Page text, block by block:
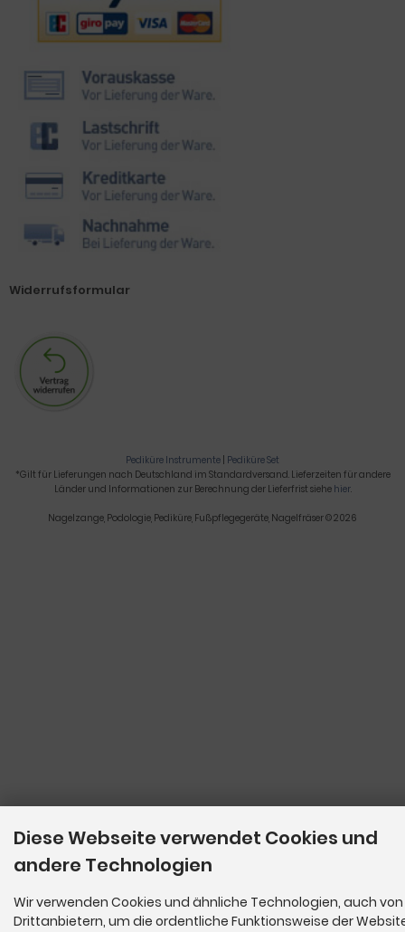
Widerrufsformular
Pediküre Instrumente | Pediküre Set
*Gilt für Lieferungen nach Deutschland im Standardversand. Lieferzeiten für andere
Länder und Informationen zur Berechnung der Lieferfrist siehe hier.
Nagelzange, Podologie, Pediküre, Fußpflegegeräte, Nagelfräser © 2026
Diese Webseite verwendet Cookies und
andere Technologien
Wir verwenden Cookies und ähnliche Technologien, auch von
Drittanbietern, um die ordentliche Funktionsweise der